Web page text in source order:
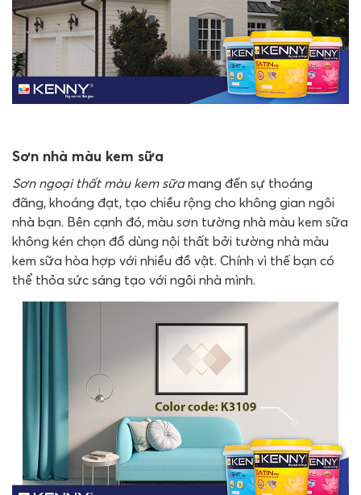
Sơn nhà màu kem sữa
Sơn ngoại thất màu kem sữamang đến sự thoáng
đãng, khoáng đạt, tạo chiều rộng cho không gian ngôi
nhà bạn. Bên cạnh đó, màu sơn tường nhà màu kem sữa
không kén chọn đồ dùng nội thất bởi tường nhà màu
kem sữa hòa hợp với nhiều đồ vật. Chính vì thế bạn có
thể thỏa sức sáng tạo với ngôi nhà mình.